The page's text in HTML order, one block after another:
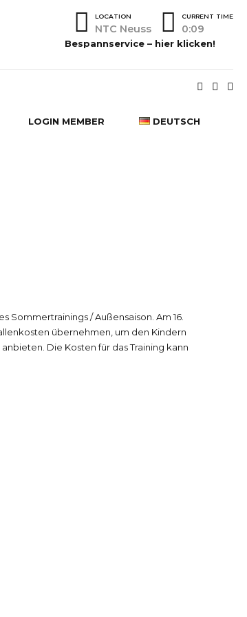
CURRENT TIME
0:09
LOCATION
NTC Neuss
Bespannservice – hier klicken!
LOGIN MEMBER DEUTSCH
Sommertrainings / Außensaison. Am 16.
übernehmen, um den Kindern
Die Kosten für das Training kann